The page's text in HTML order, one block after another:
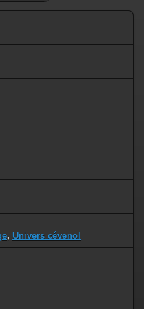
, Univers cévenol